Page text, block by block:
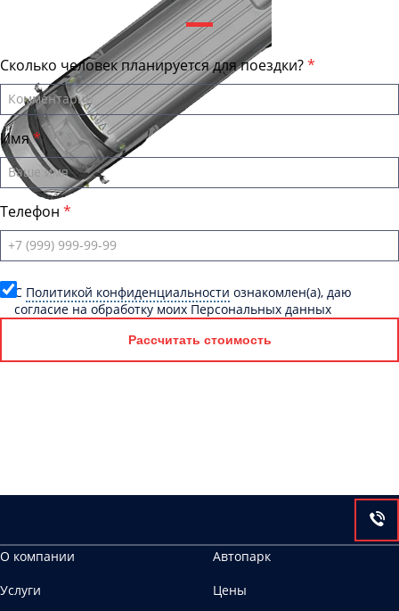
Сколько человек планируется для поездки?
Имя
Телефон
C Политикой конфиденциальности ознакомлен(а), даю
согласие на обработку моих Персональных данных
Рассчитать стоимость
О компании
Автопарк
Услуги
Цены